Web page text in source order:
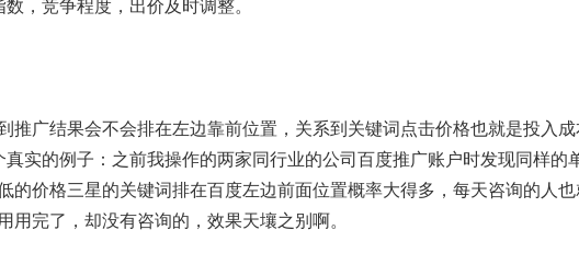
，竞争程度，出价及时调整。
推广结果会不会排在左边靠前位置，关系到关键词点击价格也就是投入
实的例子：之前我操作的两家同行业的公司百度推广账户时发现同样
的价格三星的关键词排在百度左边前面位置概率大得多，每天咨询的人
用完了，却没有咨询的，效果天壤之别啊。